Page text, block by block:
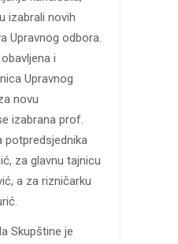
izabrali novih
Upravnog odbora.
i
Upravnog
novu
izabrana prof.
potpredsjednika
za glavnu tajnicu
a za rizničarku
Skupštine je